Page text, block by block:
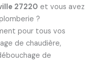
27220 et vous avez
?
pour tous vos
de chaudière,
de